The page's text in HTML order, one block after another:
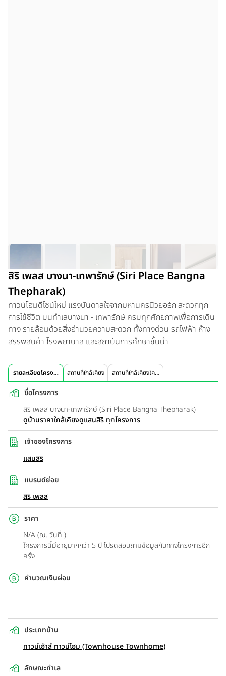
สิริ เพลส บางนา-เทพารักษ์ (Siri Place Bangna
Thepharak)
ทาวน์โฮมดีไซน์ใหม่ แรงบันดาลใจจากมหานครนิวยอร์ก สะดวกทุก
การใช้ชีวิต บนทำเลบางนา - เทพารักษ์ ครบทุกศักยภาพเพื่อการเดิน
ทาง รายล้อมด้วยสิ่งอำนวยความสะดวก ทั้งทางด่วน รถไฟฟ้า ห้าง
สรรพสินค้า โรงพยาบาล และสถาบันการศึกษาชั้นนำ
รายละเอียดโครงการ สถานที่ใกล้เคียง สถานที่ใกล้เคียงโครงการ
ชื่อโครงการ
สิริ เพลส บางนา-เทพารักษ์ (Siri Place Bangna Thepharak)
ดูบ้านราคาใกล้เคียงดูแสนสิริ ทุกโครงการ
เจ้าของโครงการ
แสนสิริ
แบรนด์ย่อย
สิริ เพลส
ราคา
N/A (ณ. วันที่ )
โครงการนี้มีอายุมากกว่า 5 ปี โปรดสอบถามข้อมูลกับทางโครงการอีก
ครั้ง
คำนวณเงินผ่อน
ประเภทบ้าน
ทาวน์เฮ้าส์ ทาวน์โฮม (Townhouse Townhome)
ลักษณะทำเล